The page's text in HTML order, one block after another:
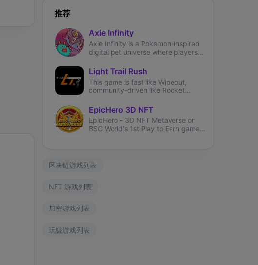
推荐
Axie Infinity
Axie Infinity is a Pokemon-inspired
digital pet universe where players
fantasy creatures called Axies.
Light Trail Rush
This game is fast like Wipeout,
community-driven like Rocket
tracks like TrackMania.
EpicHero 3D NFT
EpicHero - 3D NFT Metaverse on
BSC World's 1st Play to Earn game
区块链游戏列表
NFT 游戏列表
加密游戏列表
玩赚游戏列表